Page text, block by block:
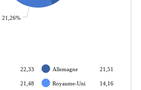
21,26%
22,33 Allemagne 21,51
21,48 Royaume-Uni 14,16